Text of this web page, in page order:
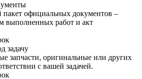
официальных документов –
выполненных работ и акт
задачу
запчасти, оригинальные или других
с вашей задачей.